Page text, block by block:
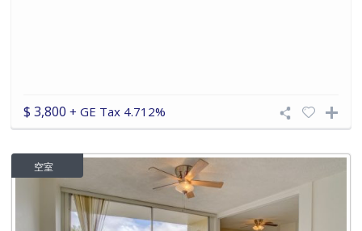
$ 3,800 + GE Tax 4.712%
空室